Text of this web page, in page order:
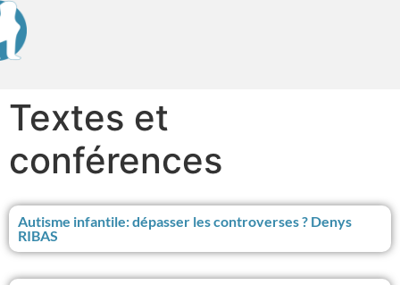
principal
Textes et
conférences
Autisme infantile: dépasser les controverses ? Denys
RIBAS